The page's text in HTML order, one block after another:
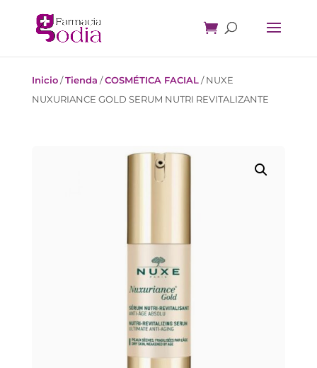
Inicio/Tienda /COSMÉTICA FACIAL/NUXE
NUXURIANCE GOLD SERUM NUTRI REVITALIZANTE